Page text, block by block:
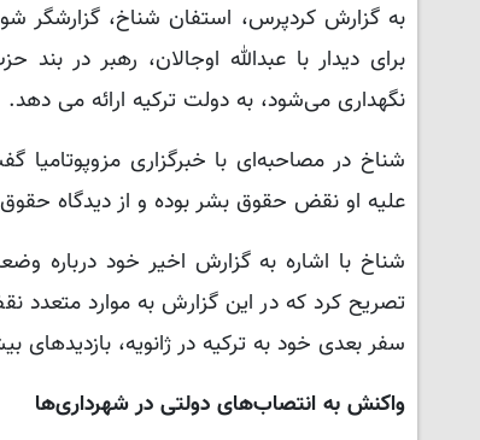
نگهداری می‌شود، به دولت ترکیه ارائه می دهد.
شناخ در مصاحبه‌ای با خبرگزاری
علیه او نقض حقوق بشر بوده و از دیدگاه
تصریح کرد که در این گزارش به موارد متعدد
سفر بعدی خود به ترکیه در ژانویه،
واکنش به انتصاب‌های دولتی در شهرداری‌ها